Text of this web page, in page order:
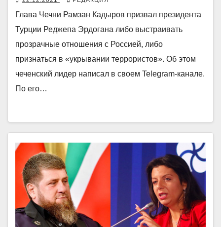
Глава Чечни Рамзан Кадыров призвал президента
Турции Реджепа Эрдогана либо выстраивать
прозрачные отношения с Россией, либо
признаться в «укрывании террористов». Об этом
чеченский лидер написал в своем Telegram-канале.
По его…